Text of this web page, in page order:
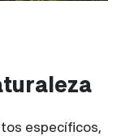
específicos,